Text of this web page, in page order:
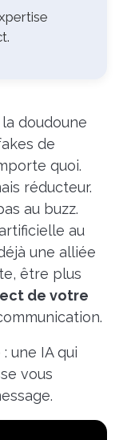
doudoune
de
quoi.
réducteur.
au buzz.
au
une alliée
être plus
de votre
: une IA qui
vous